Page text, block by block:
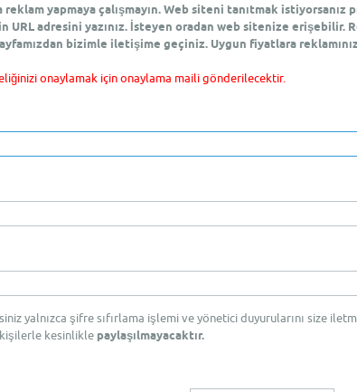
reklam yapmaya çalışmayın. Web siteni tanıtmak
URL adresini yazınız. İsteyen oradan web sitenize erişebilir.
bizimle iletişime geçiniz. Uygun fiyatlara
onaylamak için onaylama maili gönderilecektir.
yalnızca şifre sıfırlama işlemi ve yönetici duyurularını size
kesinlikle paylaşılmayacaktır.